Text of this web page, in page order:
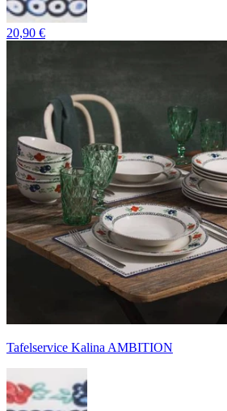
20,90 €
Tafelservice Kalina AMBITION